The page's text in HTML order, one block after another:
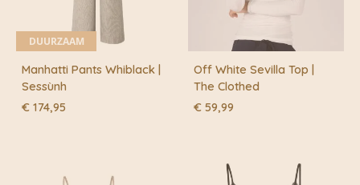
DUURZAAM
Manhatti Pants Whiblack |
Sessùnh
€ 174,95
Off White Sevilla Top |
The Clothed
€ 59,99